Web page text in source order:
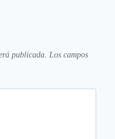
publicada. Los campos